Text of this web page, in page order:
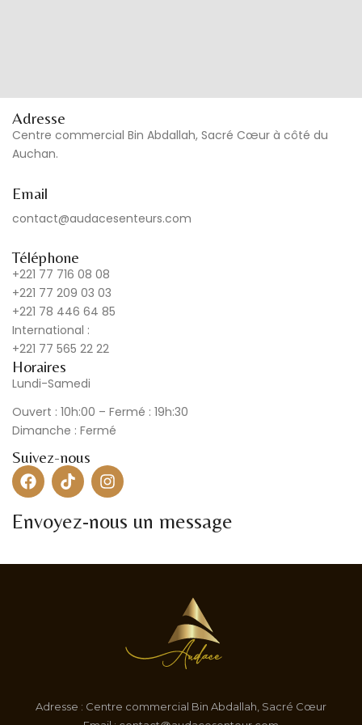
Adresse
Centre commercial Bin Abdallah, Sacré Cœur à côté du
Auchan.
Email
contact@audacesenteurs.com
Téléphone
+221 77 716 08 08
+221 77 209 03 03
+221 78 446 64 85
International :
+221 77 565 22 22
Horaires
Lundi-Samedi
Ouvert : 10h:00 – Fermé : 19h:30
Dimanche : Fermé
Suivez-nous
Envoyez-nous un message
Adresse : Centre commercial Bin Abdallah, Sacré Cœur